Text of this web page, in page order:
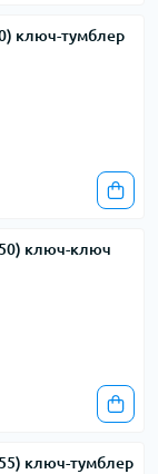
ключ-тумблер
ключ-ключ
ключ-тумблер